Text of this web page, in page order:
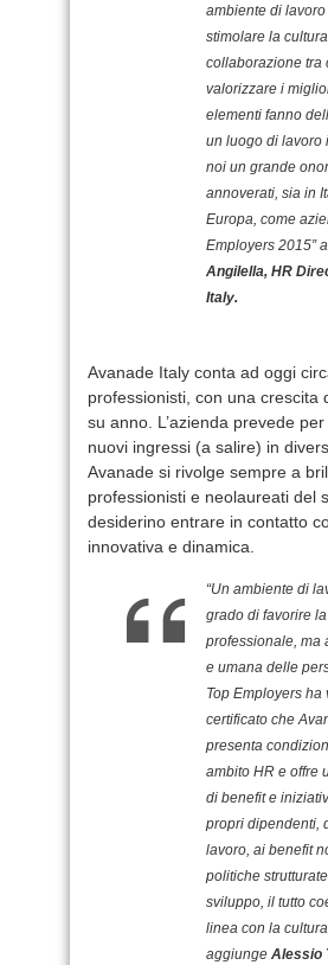
ambiente di
stimolare la
collaborazione tra
valorizzare i
elementi fanno
un luogo di lavoro
noi un grande
annoverati, sia in
Europa, come
Employers 2015”
Angilella, HR
Italy.
Avanade Italy conta ad oggi
professionisti, con una crescita
su anno. L’azienda prevede
nuovi ingressi (a salire) in
Avanade si rivolge sempre a
professionisti e neolaureati del
desiderino entrare in contatto
innovativa e dinamica.
“Un ambiente di
grado di favorire
professionale, ma
e umana delle
Top Employers ha
certificato che
presenta
ambito HR e offre
di benefit e
propri dipendenti,
lavoro, ai benefit
politiche
sviluppo, il tutto
linea con la
aggiunge Alessio